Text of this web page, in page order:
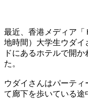
最近、香港メディア「
地時間）大学生ウダ
ドにあるホテルで開
た。
ウダイさんはパーテ
て廊下を歩いている途